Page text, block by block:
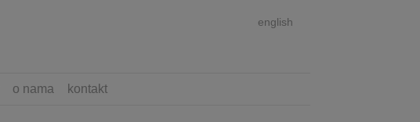
english
o nama kontakt